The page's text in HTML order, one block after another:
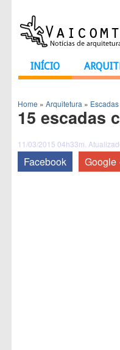
INÍCIO
Home » Arquitetura » Escadas
15 escadas
11/03/2015 04h33m.
Facebook Google